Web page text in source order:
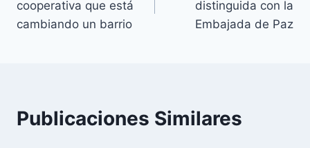
entradas
cooperativa que está
cambiando un barrio
distinguida con la
Embajada de Paz
Publicaciones Similares